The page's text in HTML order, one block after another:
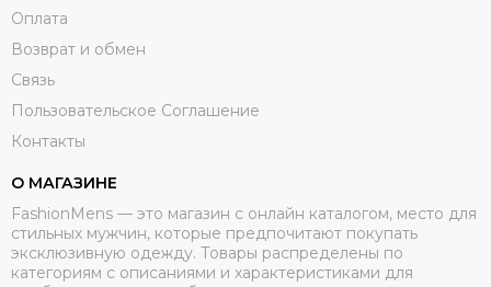
Оплата
Возврат и обмен
Связь
Пользовательское Соглашение
Контакты
О МАГАЗИНЕ
FashionMens — это магазин с онлайн каталогом, место для
стильных мужчин, которые предпочитают покупать
эксклюзивную одежду. Товары распределены по
категориям с описаниями и характеристиками для